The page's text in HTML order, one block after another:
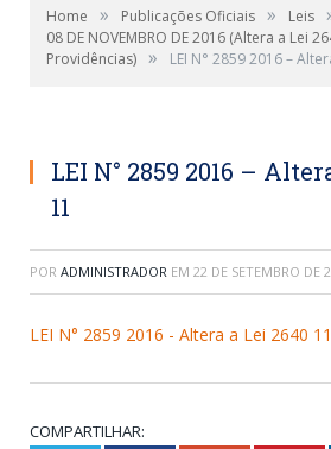
Home » Publicações Oficiais » Leis
08 DE NOVEMBRO DE 2016 (Altera a Lei
Providências) » LEI N° 2859 2016 –
LEI N° 2859 2016 –
11
POR ADMINISTRADOR EM 22 DE SETEMBRO DE
LEI N° 2859 2016 - Altera a Lei 2640 11
COMPARTILHAR: